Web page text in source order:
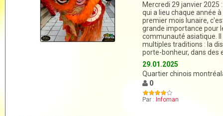
Mercredi 29 janvier 2025
qui a lieu chaque année
premier mois lunaire,
grande importance pour
communauté asiatique. Il
multiples traditions : la
porte-bonheur, dans des
29.01.2025
Quartier chinois
0
Par : Infoman